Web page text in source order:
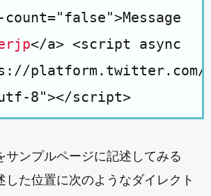
count="false">Message
</a> <script async
platform.twitter.com/
8"></script>
サンプルページに記述してみる
した位置に次のようなダイレクト